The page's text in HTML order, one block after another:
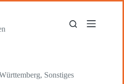
, Sonstiges